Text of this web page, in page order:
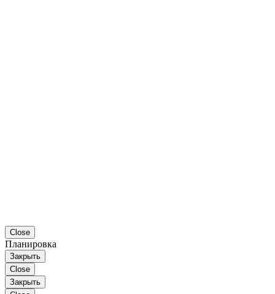
Close
Планировка
Закрыть
Close
Закрыть